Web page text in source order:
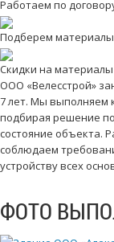
Работаем по
Подберем
Скидки на
ООО «Велесстрой»
7 лет. Мы выполняем
подбирая решение
состояние объекта.
соблюдаем
устройству всех
ФОТО